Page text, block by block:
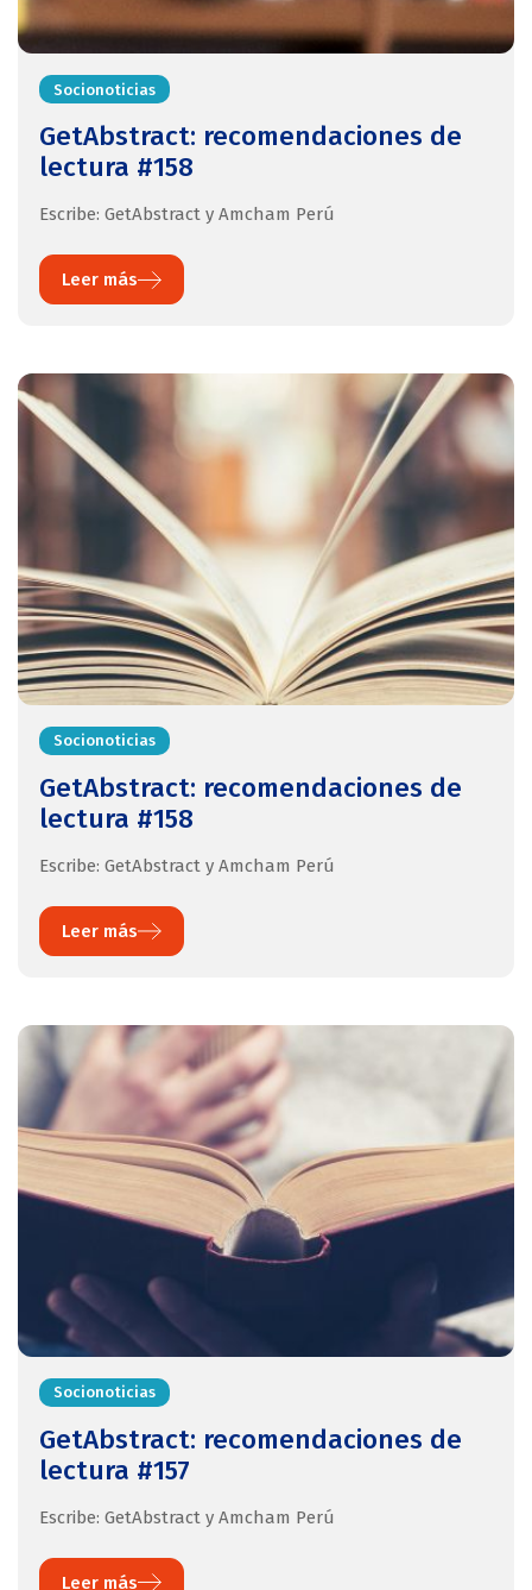
Socionoticias
GetAbstract: recomendaciones de
lectura #158
Escribe: GetAbstract y Amcham Perú
Leer más
Socionoticias
GetAbstract: recomendaciones de
lectura #158
Escribe: GetAbstract y Amcham Perú
Leer más
Socionoticias
GetAbstract: recomendaciones de
lectura #157
Escribe: GetAbstract y Amcham Perú
Leer más